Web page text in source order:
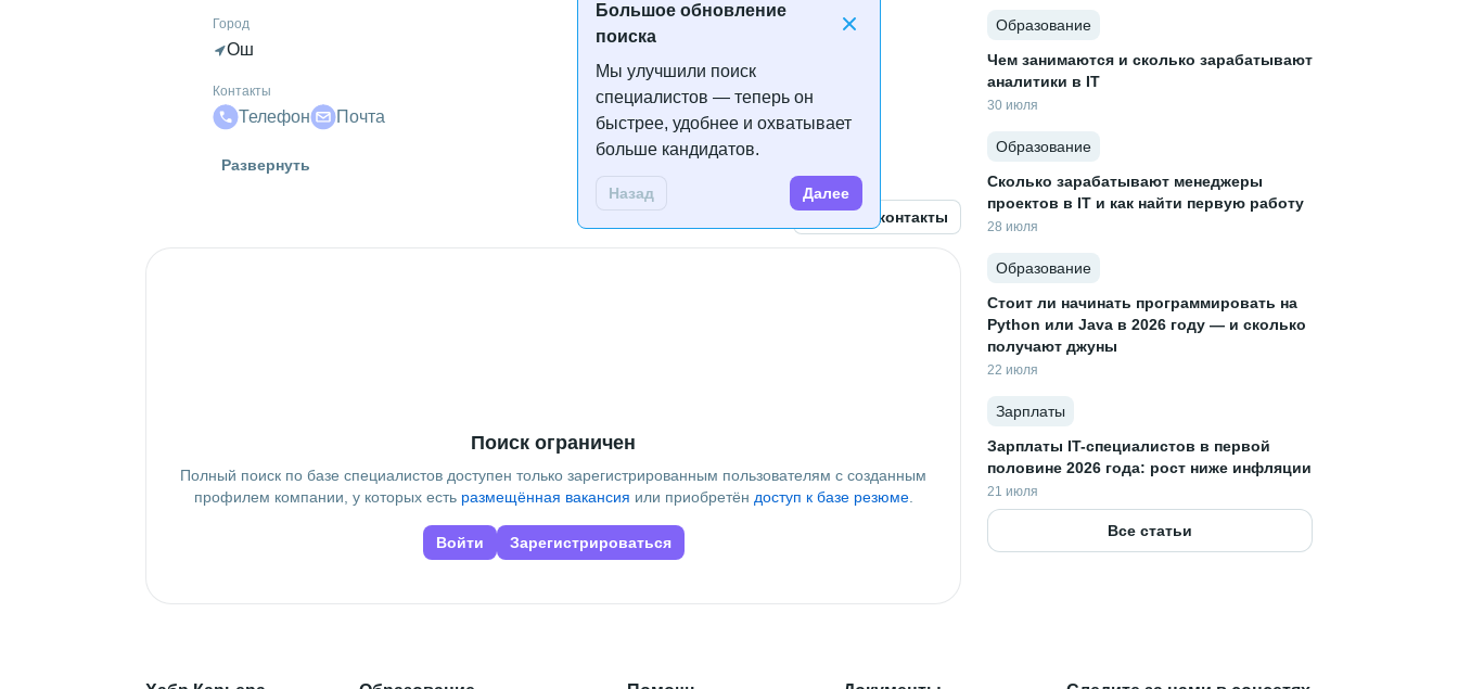
Большое обновление
поиска
Мы улучшили поиск
специалистов — теперь он
быстрее, удобнее и охватывает
больше кандидатов.
Назад Далее
Город
Ош
Контакты
Телефон Почта
РГСУ
Развернуть
Открыть контакты
Поиск ограничен
Полный поиск по базе специалистов доступен только зарегистрированным пользователям с созданным
профилем компании, у которых есть размещённая вакансия или приобретён доступ к базе резюме.
Войти Зарегистрироваться
Образование
Чем занимаются и сколько зарабатывают
аналитики в IT
30 июля
Образование
Сколько зарабатывают менеджеры
проектов в IT и как найти первую работу
28 июля
Образование
Стоит ли начинать программировать на
Python или Java в 2026 году — и сколько
получают джуны
22 июля
Зарплаты
Зарплаты IT-специалистов в первой
половине 2026 года: рост ниже инфляции
21 июля
Все статьи